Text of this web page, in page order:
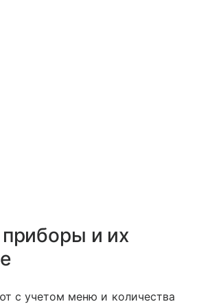
и их
с учетом меню и количества